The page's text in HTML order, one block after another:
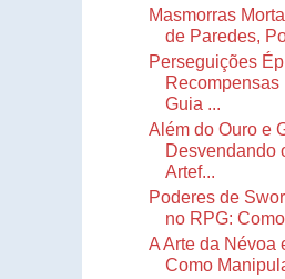
Masmorras
de Paredes,
Perseguições
Recompensas
Guia ...
Além do Ouro e
Desvendando
Artef...
Poderes de
no RPG:
A Arte da Névoa
Como